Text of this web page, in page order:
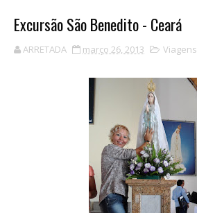
Excursão São Benedito - Ceará
ARRETADA março 26, 2013 Viagens